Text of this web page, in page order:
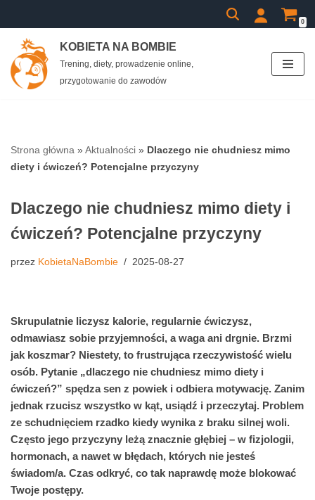
Przejdź
do
treści
0
KOBIETA NA BOMBIE
Trening, diety, prowadzenie online,
przygotowanie do zawodów
Strona główna »Aktualności » Dlaczego nie chudniesz mimo
diety i ćwiczeń? Potencjalne przyczyny
Dlaczego nie chudniesz mimo diety i
ćwiczeń? Potencjalne przyczyny
przez KobietaNaBombie 2025-08-27
Skrupulatnie liczysz kalorie, regularnie ćwiczysz,
odmawiasz sobie przyjemności, a waga ani drgnie. Brzmi
jak koszmar? Niestety, to frustrująca rzeczywistość wielu
osób. Pytanie „dlaczego nie chudniesz mimo diety i
ćwiczeń?” spędza sen z powiek i odbiera motywację. Zanim
jednak rzucisz wszystko w kąt, usiądź i przeczytaj. Problem
ze schudnięciem rzadko kiedy wynika z braku silnej woli.
Często jego przyczyny leżą znacznie głębiej – w fizjologii,
hormonach, a nawet w błędach, których nie jesteś
świadom/a. Czas odkryć, co tak naprawdę może blokować
Twoje postępy.